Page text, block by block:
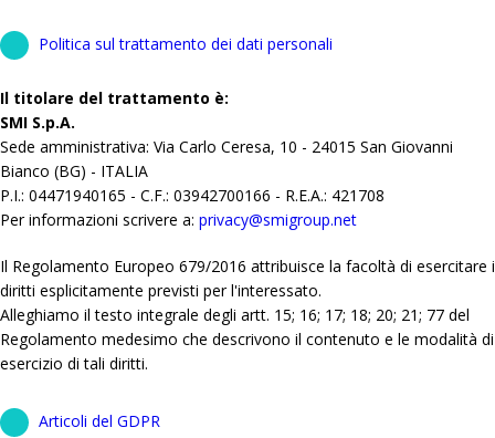
Politica sul trattamento dei dati personali
Il titolare del trattamento è:
SMI S.p.A.
Sede amministrativa: Via Carlo Ceresa, 10 - 24015 San Giovanni
Bianco (BG) - ITALIA
P.I.: 04471940165 - C.F.: 03942700166 - R.E.A.: 421708
Per informazioni scrivere a: privacy@smigroup.net
Il Regolamento Europeo 679/2016 attribuisce la facoltà di esercitare i
diritti esplicitamente previsti per l'interessato.
Alleghiamo il testo integrale degli artt. 15; 16; 17; 18; 20; 21; 77 del
Regolamento medesimo che descrivono il contenuto e le modalità di
esercizio di tali diritti.
Articoli del GDPR